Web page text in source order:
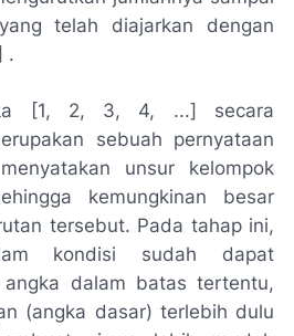
telah diajarkan dengan
.
[1, 2, 3, 4, ...] secara
sebuah pernyataan
unsur kelompok
kemungkinan besar
tersebut. Pada tahap ini,
kondisi sudah dapat
angka dalam batas tertentu,
(angka dasar) terlebih dulu